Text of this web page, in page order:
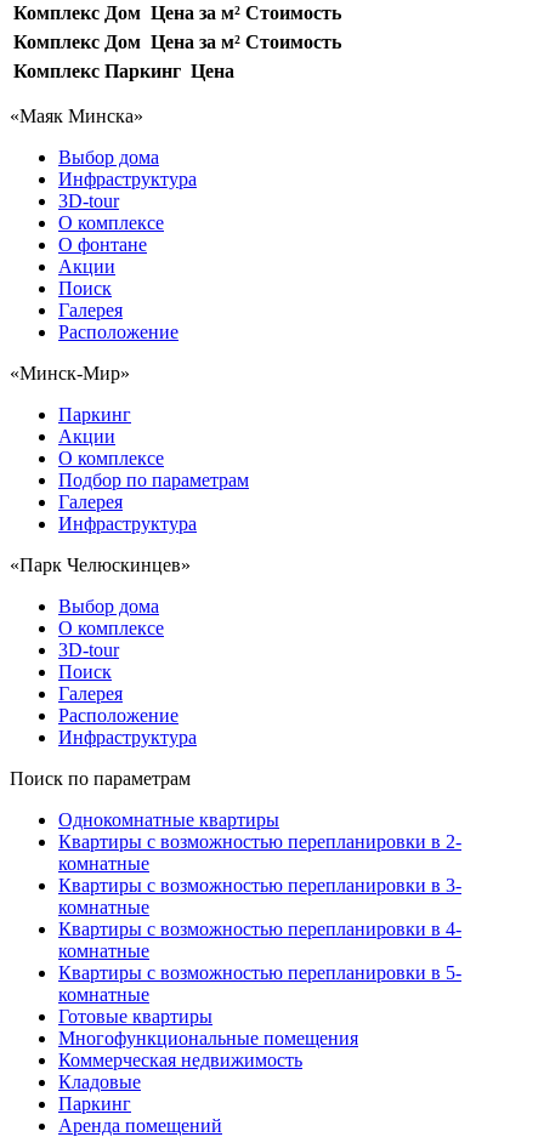
Комплекс Дом Цена за м² Стоимость
Комплекс Дом Цена за м² Стоимость
Комплекс Паркинг Цена
«Маяк Минска»
Выбор дома
Инфраструктура
3D-tour
О комплексе
О фонтане
Акции
Поиск
Галерея
Расположение
«Минск-Мир»
Паркинг
Акции
О комплексе
Подбор по параметрам
Галерея
Инфраструктура
«Парк Челюскинцев»
Выбор дома
О комплексе
3D-tour
Поиск
Галерея
Расположение
Инфраструктура
Поиск по параметрам
Однокомнатные квартиры
Квартиры с возможностью перепланировки в 2-
комнатные
Квартиры с возможностью перепланировки в 3-
комнатные
Квартиры с возможностью перепланировки в 4-
комнатные
Квартиры с возможностью перепланировки в 5-
комнатные
Готовые квартиры
Многофункциональные помещения
Коммерческая недвижимость
Кладовые
Паркинг
Аренда помещений